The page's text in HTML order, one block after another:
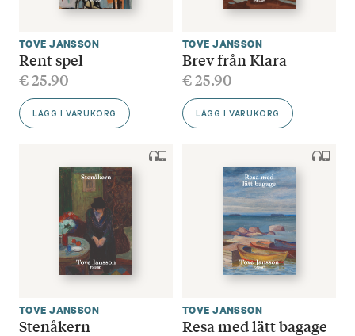
TOVE JANSSON
Rent spel
€25.90
LÄGG I VARUKORG
TOVE JANSSON
Brev från Klara
€25.90
LÄGG I VARUKORG
TOVE JANSSON
Stenåkern
TOVE JANSSON
Resa med lätt bagage